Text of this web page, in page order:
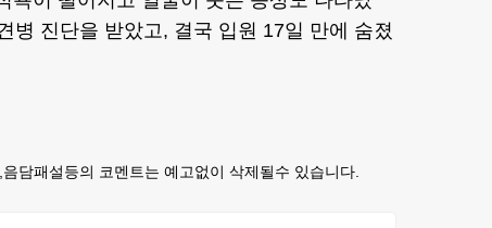
병 진단을 받았고, 결국 입원 17일 만에 숨졌
담패설등의 코멘트는 예고없이 삭제될수 있습니다.